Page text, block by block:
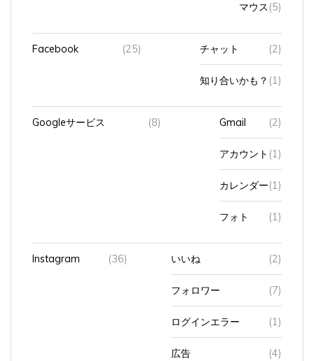
Facebook (25) チャット (2)
知り合いかも？(1)
Googleサービス (8) Gmail (2)
アカウント(1)
カレンダー(1)
フォト (1)
Instagram (36) いいね (2)
フォロワー (7)
ログインエラー (1)
広告 (4)